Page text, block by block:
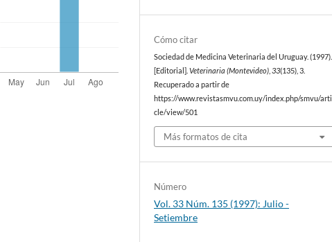
Cómo citar
Sociedad de Medicina Veterinaria del Uruguay. (1997).
[Editorial].Veterinaria (Montevideo) ,33(135), 3.
Recuperado a partir de
https://www.revistasmvu.com.uy/index.php/smvu/arti
cle/view/501
Más formatos de cita
Número
Vol. 33 Núm. 135 (1997): Julio -
Setiembre